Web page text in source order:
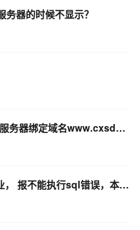
器的时候不显示？
阿里云数据库 RDS SQL Server 版的服务器绑定域名www.cxsdkt.cn.的呢？
大佬们，flink sql job往yarn提交作业， 报不能执行sql错误，本地执行不报错，服务器